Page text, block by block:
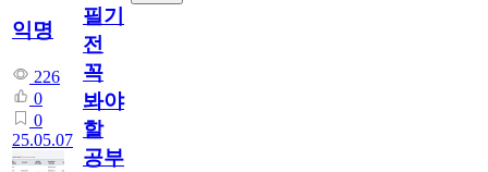
익명
226
0
0
25.05.07
필기
전
꼭
봐야
할
공부